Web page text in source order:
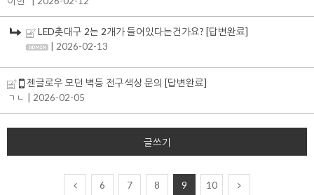
LED촛대구 2는 2개가 들어있다는건가요? [답변완료]
| 2026-02-13
젠글로우 모던 벽등 전구색상 문의 [답변완료]
ㄱㄴ
| 2026-02-05
글쓰기
6 7 8 9 10